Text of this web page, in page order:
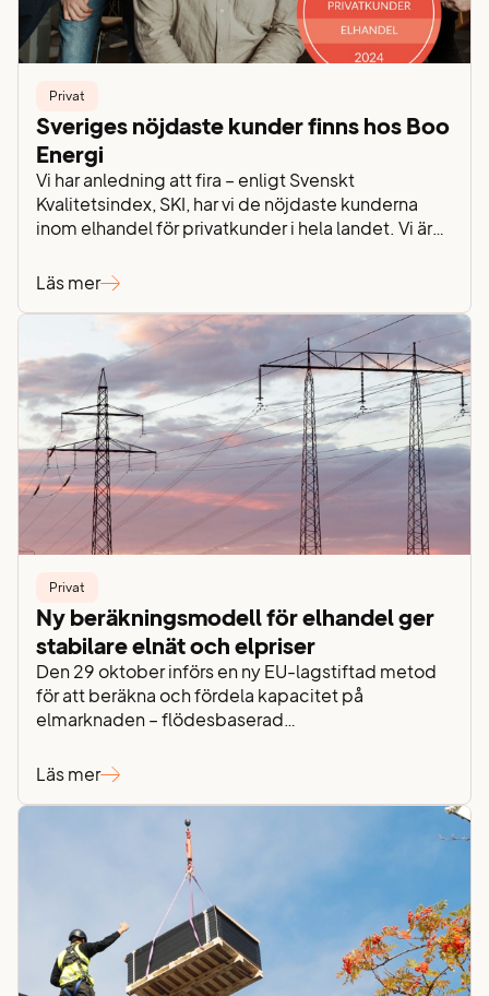
Privat
Sveriges nöjdaste kunder finns hos Boo
Energi
Vi har anledning att fira – enligt Svenskt
Kvalitetsindex, SKI, har vi de nöjdaste kunderna
inom elhandel för privatkunder i hela landet. Vi är
vår personliga kundservice är så uppskattad. I
på imponerande 74,3 – en nivå långt över
branschens…
Läs mer
Privat
Ny beräkningsmodell för elhandel ger
stabilare elnät och elpriser
Den 29 oktober införs en ny EU-lagstiftad metod
för att beräkna och fördela kapacitet på
elmarknaden – flödesbaserad
därför vill vi förklara vad det är och vilka fördelar
Fram till nu har vi i Norden använt en
beräkningsmetod baserad på hur…
Läs mer